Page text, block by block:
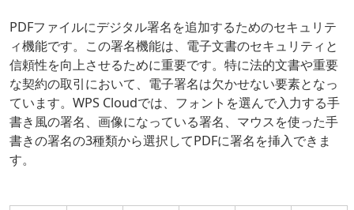
PDFファイルにデジタル署名を追加するためのセキュリテ
ィ機能です。この署名機能は、電子文書のセキュリティと
信頼性を向上させるために重要です。特に法的文書や重要
な契約の取引において、電子署名は欠かせない要素となっ
ています。WPS Cloudでは、フォントを選んで入力する手
書き風の署名、画像になっている署名、マウスを使った手
書きの署名の3種類から選択してPDFに署名を挿入できま
す。